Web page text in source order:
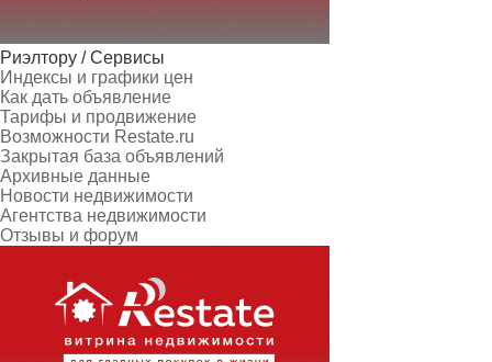
Риэлтору / Сервисы
Индексы и графики цен
Как дать объявление
Тарифы и продвижение
Возможности Restate.ru
Закрытая база объявлений
Архивные данные
Новости недвижимости
Агентства недвижимости
Отзывы и форум